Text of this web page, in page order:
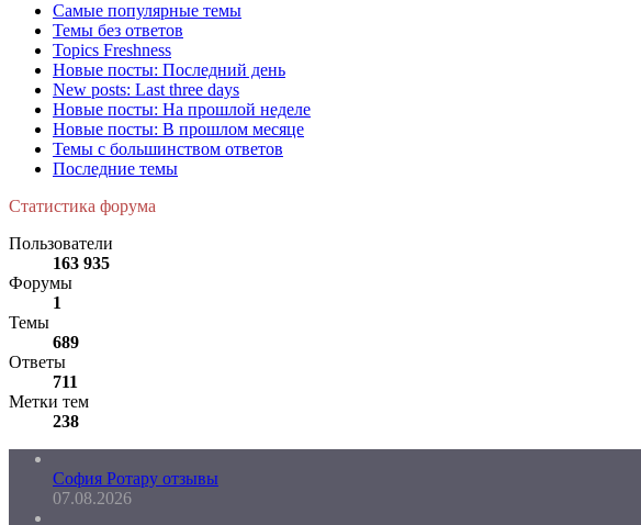
Самые популярные темы
Темы без ответов
Topics Freshness
Новые посты: Последний день
New posts: Last three days
Новые посты: На прошлой неделе
Новые посты: В прошлом месяце
Темы с большинством ответов
Последние темы
Статистика форума
Пользователи
163 935
Форумы
1
Темы
689
Ответы
711
Метки тем
238
София Ротару отзывы
07.08.2026